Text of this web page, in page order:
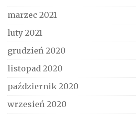
marzec 2021
luty 2021
grudzień 2020
listopad 2020
październik 2020
wrzesień 2020